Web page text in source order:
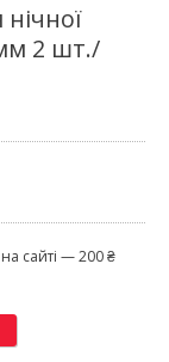
2 шт./
сайті — 200 ₴